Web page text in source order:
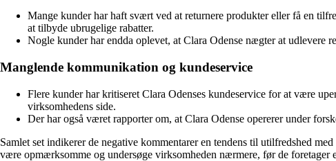
Mange kunder har haft svært ved at returnere produkter eller få en
at tilbyde ubrugelige rabatter.
Nogle kunder har endda oplevet, at Clara Odense nægter at
Manglende kommunikation og kundeservice
Flere kunder har kritiseret Clara Odenses kundeservice for at være
virksomhedens side.
Der har også været rapporter om, at Clara Odense opererer under
Samlet set indikerer de negative kommentarer en tendens til utilfredshed
være opmærksomme og undersøge virksomheden nærmere, før de foretager